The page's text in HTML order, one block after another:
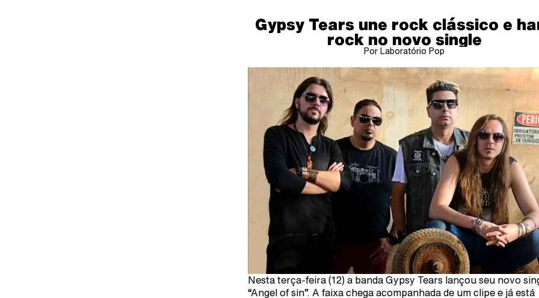
Gypsy Tears une rock clássico e
rock no novo single
Por Laboratório Pop
Nesta terça-feira (12) a banda Gypsy Tears lançou seu novo
“Angel of sin”. A faixa chega acompanhada de um clipe e já está